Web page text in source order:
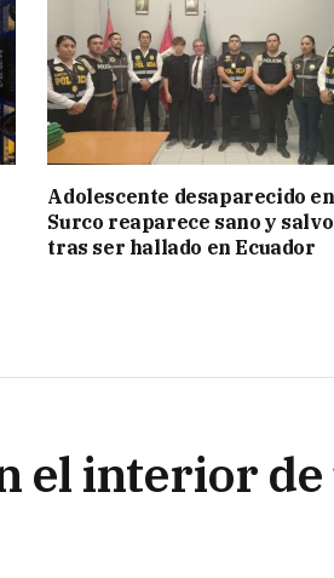
Adolescente desaparecido en
Surco reaparece sano y salvo
tras ser hallado en Ecuador
el interior de